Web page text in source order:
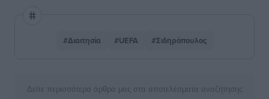
#Διαιτησία #UEFA #Σιδηρόπουλος
Δείτε περισσότερα άρθρα μας στα αποτελέσματα αναζήτησης